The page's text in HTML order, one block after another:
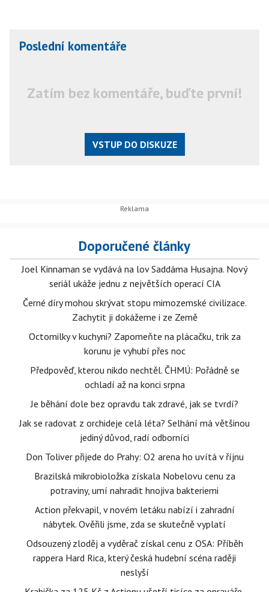
Poslední komentáře
Zatím bez komentáře, buďte první!
VSTUP DO DISKUZE
Doporučené články
Joel Kinnaman se vydává na lov Saddáma Husajna. Nový
seriál ukáže jednu z největších operací CIA
Černé díry mohou skrývat stopu mimozemské civilizace.
Zachytit ji dokážeme i ze Země
Octomilky v kuchyni? Zapomeňte na plácačku, trik za
korunu je vyhubí přes noc
Předpověď, kterou nikdo nechtěl. ČHMÚ: Pořádně se
ochladí až na konci srpna
Je běhání dole bez opravdu tak zdravé, jak se tvrdí?
Jak se radovat z orchideje celá léta? Selhání má většinou
jediný důvod, radí odborníci
Don Toliver přijede do Prahy: O2 arena ho uvítá v říjnu
Brazilská mikrobioložka získala Nobelovu cenu za
potraviny, umí nahradit hnojiva bakteriemi
Action překvapil, v novém letáku nabízí i zahradní
nábytek. Ověřili jsme, zda se skutečně vyplatí
Odsouzený zloděj a vyděrač získal cenu z OSA: Příběh
rappera Hard Rica, který česká hudební scéna raději
neslyší